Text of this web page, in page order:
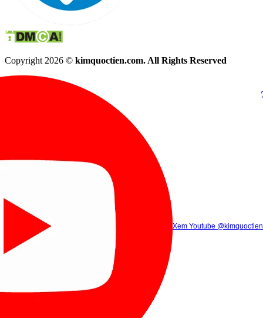
Copyright 2026 © kimquoctien.com. All Rights Reserved
Xem Tik Tok
(8h00 - 21h30)
(8h00 -
Gọi điện (8h00 - 21h30)
Xem Youtube @kimquoctien